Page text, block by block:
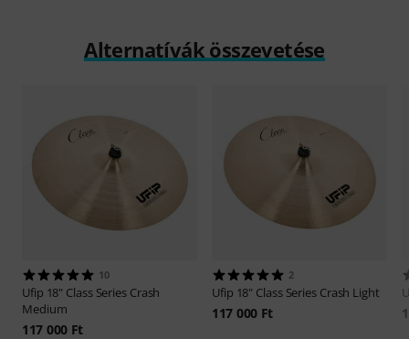
Alternatívák összevetése
10
Ufip 18" Class Series Crash
Medium
117 000 Ft
2
Ufip 18" Class Series Crash Light
117 000 Ft